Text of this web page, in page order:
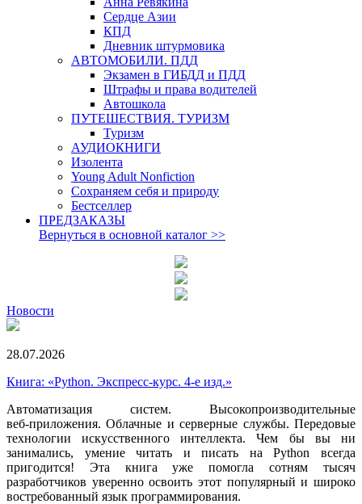
Сердце Азии
КПД
Дневник штурмовика
АВТОМОБИЛИ. ПДД
Экзамен в ГИБДД и ПДД
Штрафы и права водителей
Автошкола
ПУТЕШЕСТВИЯ. ТУРИЗМ
Туризм
АУДИОКНИГИ
Изолента
Young Adult Nonfiction
Сохраняем себя и природу
Бестселлер
ПРЕДЗАКАЗЫ
Вернуться в основной каталог >>
Новости
28.07.2026
Книга: «Python. Экспресс‑курс. 4-е изд.»
Автоматизация систем. Высокопроизводительные
веб‑приложения. Облачные и серверные службы. Передовые
технологии искусственного интеллекта. Чем бы вы ни
занимались, умение читать и писать на Python всегда
пригодится! Эта книга уже помогла сотням тысяч
разработчиков уверенно освоить этот популярный и широко
востребованный язык программирования.